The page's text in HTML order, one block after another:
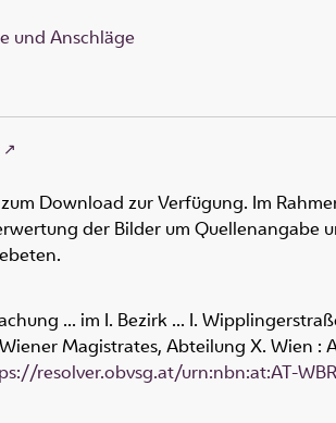
und Anschläge
Download zur Verfügung. Im
der Bilder um Quellenangabe
... im I. Bezirk ... I.
Magistrates, Abteilung X. Wien
resolver.obvsg.at/urn:nbn:at:AT-